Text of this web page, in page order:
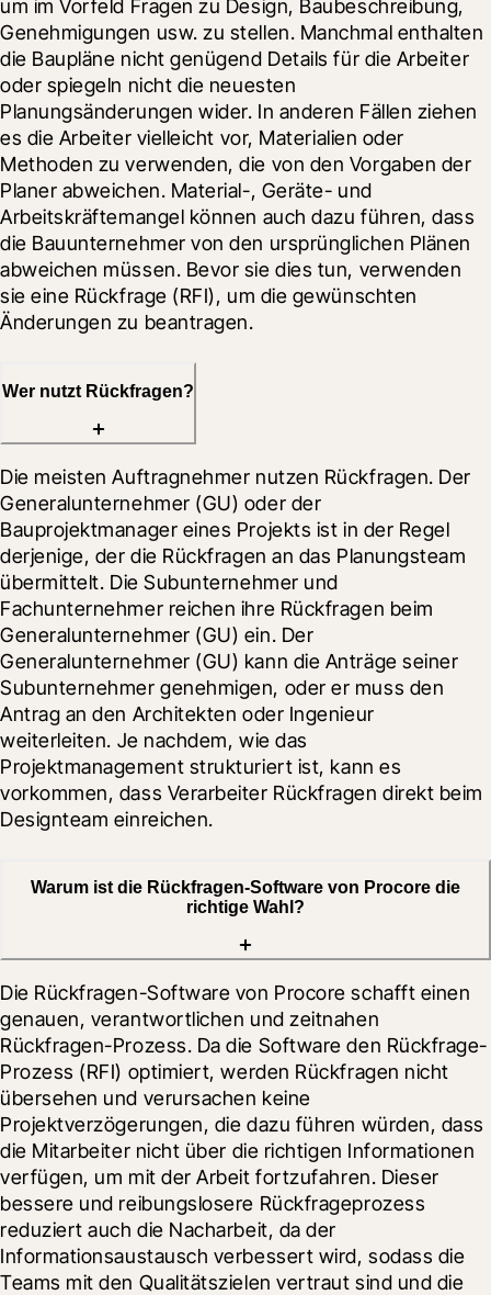
um im Vorfeld Fragen zu Design, Baubeschreibung,
Genehmigungen usw. zu stellen. Manchmal enthalten
die Baupläne nicht genügend Details für die Arbeiter
oder spiegeln nicht die neuesten
Planungsänderungen wider. In anderen Fällen ziehen
es die Arbeiter vielleicht vor, Materialien oder
Methoden zu verwenden, die von den Vorgaben der
Planer abweichen. Material-, Geräte- und
Arbeitskräftemangel können auch dazu führen, dass
die Bauunternehmer von den ursprünglichen Plänen
abweichen müssen. Bevor sie dies tun, verwenden
sie eine Rückfrage (RFI), um die gewünschten
Änderungen zu beantragen.
Wer nutzt Rückfragen?
Die meisten Auftragnehmer nutzen Rückfragen. Der
Generalunternehmer (GU) oder der
Bauprojektmanager eines Projekts ist in der Regel
derjenige, der die Rückfragen an das Planungsteam
übermittelt. Die Subunternehmer und
Fachunternehmer reichen ihre Rückfragen beim
Generalunternehmer (GU) ein. Der
Generalunternehmer (GU) kann die Anträge seiner
Subunternehmer genehmigen, oder er muss den
Antrag an den Architekten oder Ingenieur
weiterleiten. Je nachdem, wie das
Projektmanagement strukturiert ist, kann es
vorkommen, dass Verarbeiter Rückfragen direkt beim
Designteam einreichen.
Warum ist die Rückfragen-Software von Procore die
richtige Wahl?
Die Rückfragen-Software von Procore schafft einen
genauen, verantwortlichen und zeitnahen
Rückfragen-Prozess. Da die Software den Rückfrage-
Prozess (RFI) optimiert, werden Rückfragen nicht
übersehen und verursachen keine
Projektverzögerungen, die dazu führen würden, dass
die Mitarbeiter nicht über die richtigen Informationen
verfügen, um mit der Arbeit fortzufahren. Dieser
bessere und reibungslosere Rückfrageprozess
reduziert auch die Nacharbeit, da der
Informationsaustausch verbessert wird, sodass die
Teams mit den Qualitätszielen vertraut sind und die